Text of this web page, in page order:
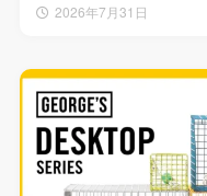
2026年7月31日